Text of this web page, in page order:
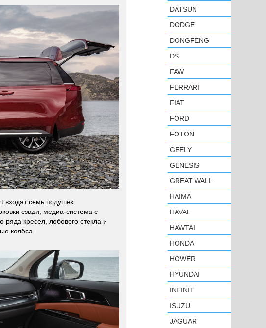
входят семь подушек
сзади, медиа-система с
кресел, лобового стекла и
колёса.
DATSUN
DODGE
DONGFENG
DS
FAW
FERRARI
FIAT
FORD
FOTON
GEELY
GENESIS
GREAT WALL
HAIMA
HAVAL
HAWTAI
HONDA
HOWER
HYUNDAI
INFINITI
ISUZU
JAGUAR